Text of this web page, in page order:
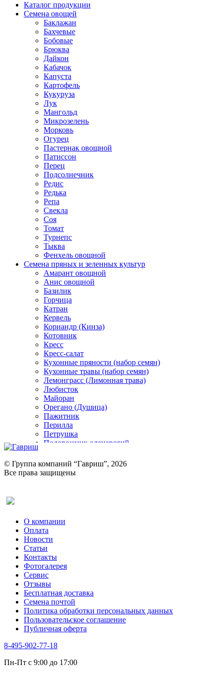
Каталог продукции
Семена овощей
Баклажан
Бахчевые
Бобовые
Брюква
Дайкон
Кабачок
Капуста
Картофель
Кукуруза
Лук
Мангольд
Микрозелень
Морковь
Огурец
Пастернак овощной
Патиссон
Перец
Подсолнечник
Редис
Редька
Репа
Свекла
Соя
Томат
Турнепс
Тыква
Фенхель овощной
Семена пряных и зеленных культур
Амарант овощной
Анис овощной
Базилик
Горчица
Катран
Кервель
Кориандр (Кинза)
Котовник
Кресс
Кресс-салат
Кухонные пряности (набор семян)
Кухонные травы (набор семян)
Лемонграсс (Лимонная трава)
Любисток
Майоран
Орегано (Душица)
Пажитник
Перилла
Петрушка
Подорожник оленерогий
Ревень
Рукола
Рута
Тмин
Трава для чая
Туласи
Укроп
Фенхель пряный
Хризантема овощная
Цикорий пряный
Цикорий салатный (Витлуф)
Черемша
Шпинат
Щавель
Эндивий
Эстрагон
Алтей
Бессмертник
© Группа компаний “Гавриш”, 2026
Все права защищены
О компании
Оплата
Новости
Статьи
Контакты
Фотогалерея​
Сервис
Отзывы
Бесплатная доставка
Семена почтой
Политика обработки персональных данных
Пользовательское соглашение
Публичная оферта
8-495-902-77-18
Пн-Пт с 9:00 до 17:00